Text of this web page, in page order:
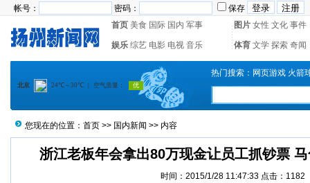
帐号： 密码：
保存
首页 美食 国际 国内 军事 图片 女性 文化 事件
娱乐 综艺 电影 电视 音乐 体育 文学 探索 奇闻
热门搜索： 网页游戏 火箭
您现在的位置： 首页 >> 国内新闻 >> 内容
浙江老板年会拿出80万现金让员工抓钞票
时间：2015/1/28 11:47:33 点击： 1182